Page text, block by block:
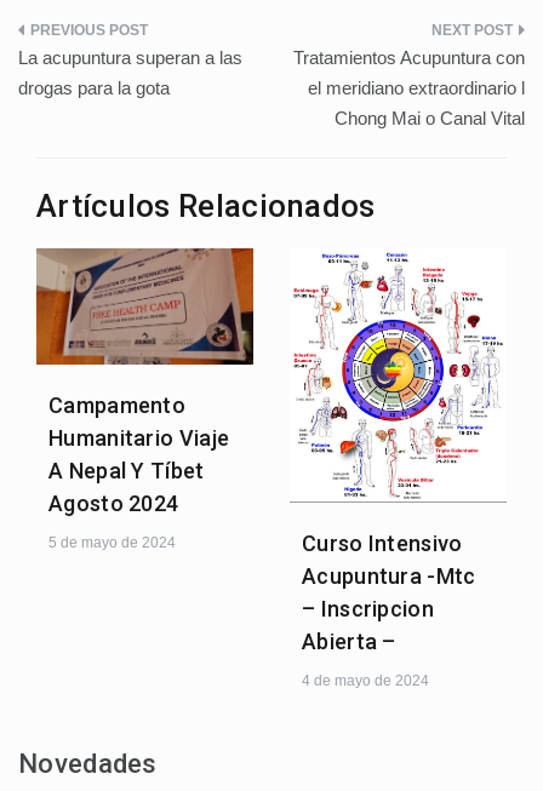
Navegación
de
La acupuntura superan a las
drogas para la gota
Tratamientos Acupuntura con
el meridiano extraordinario l
Chong Mai o Canal Vital
Artículos Relacionados
Campamento
Humanitario Viaje
A Nepal Y Tíbet
Agosto 2024
5 de mayo de 2024
Curso Intensivo
Acupuntura -Mtc
– Inscripcion
Abierta –
4 de mayo de 2024
Novedades